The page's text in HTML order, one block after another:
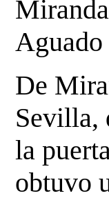
De
Sevilla,
la
obtuvo